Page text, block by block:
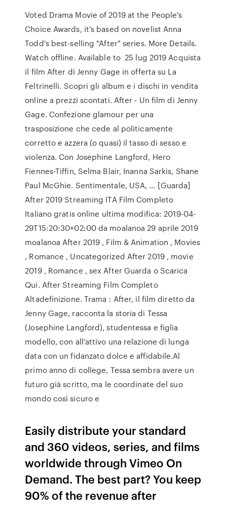
Voted Drama Movie of 2019 at the People's
Choice Awards, it's based on novelist Anna
Todd's best-selling "After" series. More Details.
Watch offline. Available to 25 lug 2019 Acquista
il film After di Jenny Gage in offerta su La
Feltrinelli. Scopri gli album e i dischi in vendita
online a prezzi scontati. After - Un film di Jenny
Gage. Confezione glamour per una
trasposizione che cede al politicamente
corretto e azzera (o quasi) il tasso di sesso e
violenza. Con Josephine Langford, Hero
Fiennes-Tiffin, Selma Blair, Inanna Sarkis, Shane
Paul McGhie. Sentimentale, USA, … [Guarda]
After 2019 Streaming ITA Film Completo
Italiano gratis online ultima modifica: 2019-04-
29T15:20:30+02:00 da moalanoa 29 aprile 2019
moalanoa After 2019 , Film & Animation , Movies
, Romance , Uncategorized After 2019 , movie
2019 , Romance , sex After Guarda o Scarica
Qui. After Streaming Film Completo
Altadefinizione. Trama : After, il film diretto da
Jenny Gage, racconta la storia di Tessa
(Josephine Langford), studentessa e figlia
modello, con all’attivo una relazione di lunga
data con un fidanzato dolce e affidabile.Al
primo anno di college, Tessa sembra avere un
futuro già scritto, ma le coordinate del suo
mondo così sicuro e
Easily distribute your standard
and 360 videos, series, and films
worldwide through Vimeo On
Demand. The best part? You keep
90% of the revenue after